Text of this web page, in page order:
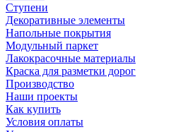
Ступени
Декоративные элементы
Напольные покрытия
Модульный паркет
Лакокрасочные материалы
Краска для разметки дорог
Производство
Наши проекты
Как купить
Условия оплаты